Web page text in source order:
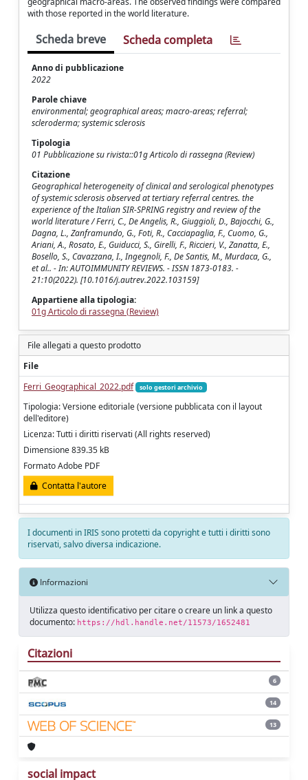
with those reported in the world literature.
Scheda breve Scheda completa
Anno di pubblicazione
2022
Parole chiave
environmental; geographical areas; macro-areas; referral;
scleroderma; systemic sclerosis
Tipologia
01 Pubblicazione su rivista::01g Articolo di rassegna (Review)
Citazione
Geographical heterogeneity of clinical and serological phenotypes
of systemic sclerosis observed at tertiary referral centres. the
experience of the Italian SIR-SPRING registry and review of the
world literature / Ferri, C., De Angelis, R., Giuggioli, D., Bajocchi, G.,
Dagna, L., Zanframundo, G., Foti, R., Cacciapaglia, F., Cuomo, G.,
Ariani, A., Rosato, E., Guiducci, S., Girelli, F., Riccieri, V., Zanatta, E.,
Bosello, S., Cavazzana, I., Ingegnoli, F., De Santis, M., Murdaca, G.,
et al.. - In: AUTOIMMUNITY REVIEWS. - ISSN 1873-0183. -
21:10(2022). [10.1016/j.autrev.2022.103159]
Appartiene alla tipologia:
01g Articolo di rassegna (Review)
File allegati a questo prodotto
File
Ferri_Geographical_2022.pdf
solo gestori archivio
Tipologia: Versione editoriale (versione pubblicata con il layout
dell'editore)
Licenza: Tutti i diritti riservati (All rights reserved)
Dimensione 839.35 kB
Formato Adobe PDF
Contatta l'autore
I documenti in IRIS sono protetti da copyright e tutti i diritti sono
riservati, salvo diversa indicazione.
Informazioni
Utilizza questo identificativo per citare o creare un link a questo
documento: https://hdl.handle.net/11573/1652481
Citazioni
6
14
13
social impact